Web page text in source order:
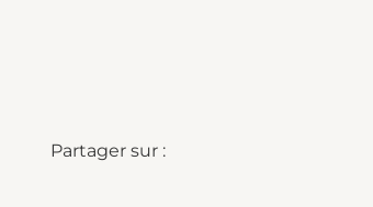
Partager sur :